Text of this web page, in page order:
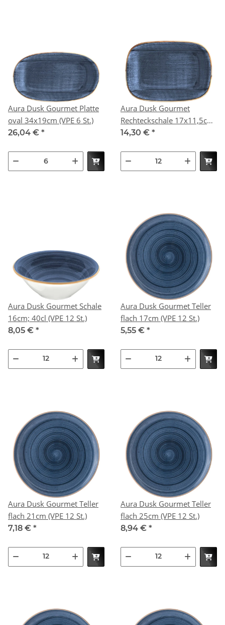
Aura Dusk Gourmet Platte
oval 34x19cm (VPE 6 St.)
26,04 € *
Aura Dusk Gourmet
Rechteckschale 17x11,5cm
(VPE 12 St.)
14,30 € *
Aura Dusk Gourmet Schale
16cm; 40cl (VPE 12 St.)
8,05 € *
Aura Dusk Gourmet Teller
flach 17cm (VPE 12 St.)
5,55 € *
Aura Dusk Gourmet Teller
flach 21cm (VPE 12 St.)
7,18 € *
Aura Dusk Gourmet Teller
flach 25cm (VPE 12 St.)
8,94 € *